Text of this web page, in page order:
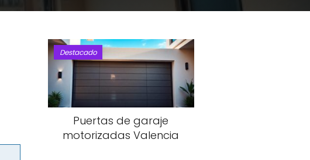
Destacado
Puertas de garaje
motorizadas Valencia